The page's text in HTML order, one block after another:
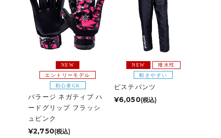
NEW
エントリーモデル
初心者GK
バラージ ネガティブ ハ
ードグリップ フラッシ
ュピンク
¥2,750(税込)
NEW
撥水性
動きやすい
ピステパンツ
¥6,050(税込)